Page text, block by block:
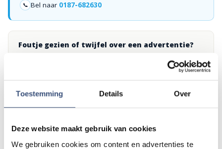
Toestemming Details Over
Deze website maakt gebruik van cookies
We gebruiken cookies om content en advertenties te
📞 Bel naar 0187-682630
Foutje gezien of twijfel over een advertentie?
Zie je een fout in dit artikel, werkt iets niet goed of kom je een
advertentie tegen die niet klopt? Laat het ons weten via
redactie@omroeparchipel.nl. We kijken er graag naar.
Andere events